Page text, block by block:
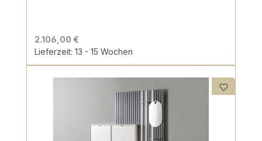
2.106,00 €
Lieferzeit: 13 - 15 Wochen